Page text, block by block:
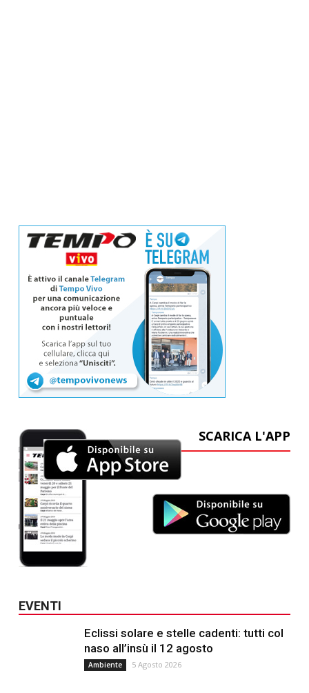
SCARICA L'APP
EVENTI
Eclissi solare e stelle cadenti: tutti col
naso all’insù il 12 agosto
Ambiente 5 Agosto 2026